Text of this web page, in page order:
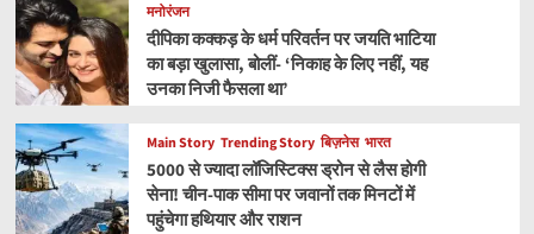
मनोरंजन
दीपिका कक्कड़ के धर्म परिवर्तन पर जयति भाटिया
का बड़ा खुलासा, बोलीं- ‘निकाह के लिए नहीं, यह
उनका निजी फैसला था’
Main Story Trending Story बिज़नेस भारत
5000 से ज्यादा लॉजिस्टिक्स ड्रोन से लैस होगी
सेना! चीन-पाक सीमा पर जवानों तक मिनटों में
पहुंचेगा हथियार और राशन